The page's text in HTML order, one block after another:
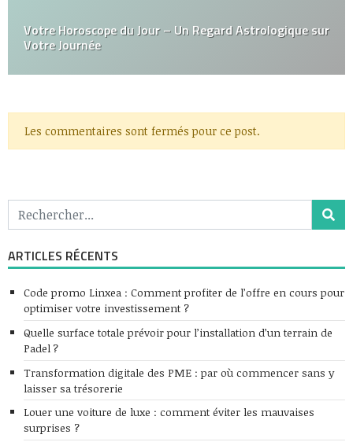
Votre Horoscope du Jour – Un Regard Astrologique sur
Votre Journée
Les commentaires sont fermés pour ce post.
ARTICLES RÉCENTS
Code promo Linxea : Comment profiter de l’offre en cours pour
optimiser votre investissement ?
Quelle surface totale prévoir pour l’installation d’un terrain de
Padel ?
Transformation digitale des PME : par où commencer sans y
laisser sa trésorerie
Louer une voiture de luxe : comment éviter les mauvaises
surprises ?